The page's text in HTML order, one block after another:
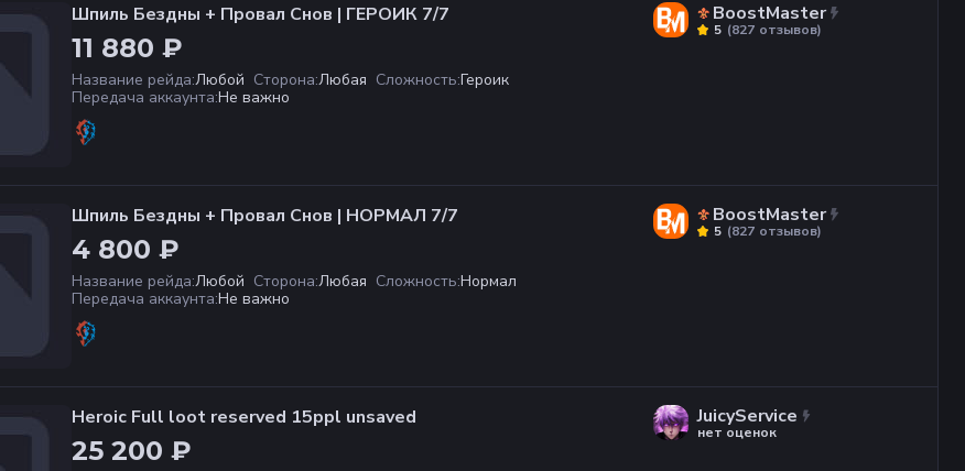
Шпиль Бездны + Провал Снов | ГЕРОИК 7/7
11 880 ₽
Название рейда:Любой Сторона:Любая Сложность:Героик
Передача аккаунта:Не важно
BoostMaster
(827 отзывов)
5
Шпиль Бездны + Провал Снов | НОРМАЛ 7/7
4 800 ₽
Название рейда:Любой Сторона:Любая Сложность:Нормал
Передача аккаунта:Не важно
BoostMaster
(827 отзывов)
5
Heroic Full loot reserved 15ppl unsaved
25 200 ₽
JuicyService
нет оценок